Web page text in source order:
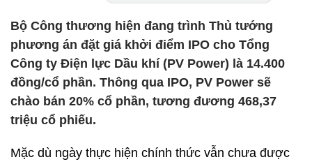
Bộ Công thương hiện đang trình Thủ tướng
phương án đặt giá khởi điểm IPO cho Tổng
Công ty Điện lực Dầu khí (PV Power) là 14.400
đồng/cổ phần. Thông qua IPO, PV Power sẽ
chào bán 20% cổ phần, tương đương 468,37
triệu cổ phiếu.
Mặc dù ngày thực hiện chính thức vẫn chưa được